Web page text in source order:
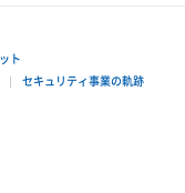
ト
セキュリティ事業の軌跡